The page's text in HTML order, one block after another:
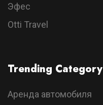
Эфес
Otti Travel
Trending Category
Аренда автомобиля